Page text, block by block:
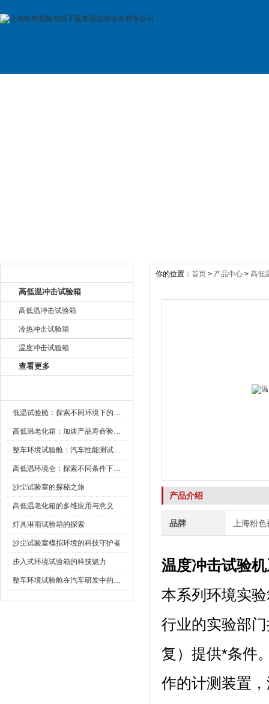
高低温冲击试验箱
高低温冲击试验箱
冷热冲击试验箱
温度冲击试验箱
查看更多
低温试验舱：探索不同环境下的科技边界
高低温老化箱：加速产品寿命验证的可靠伙伴
整车环境试验舱：汽车性能测试的设备
高低温环境仓：探索不同条件下的科学奥秘
沙尘试验室的探秘之旅
高低温老化箱的多维应用与意义
灯具淋雨试验箱的探索
沙尘试验室模拟环境的科技守护者
步入式环境试验箱的科技魅力
整车环境试验舱在汽车研发中的作用
你的位置： 首页 > 产品中心 > 高低
产品介绍
品牌 上海粉
温度冲击试验机
本系列环境实验
行业的实验部门
复）提供*条件
作的计测装置